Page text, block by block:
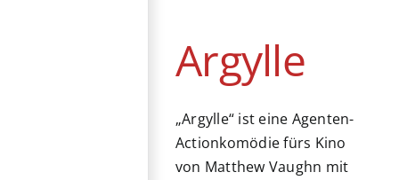
Argylle
„Argylle“ ist eine Agenten-
Actionkomödie fürs Kino
von Matthew Vaughn mit